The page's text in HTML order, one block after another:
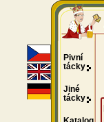
Pivní
tácky
Jiné
tácky
Katalog